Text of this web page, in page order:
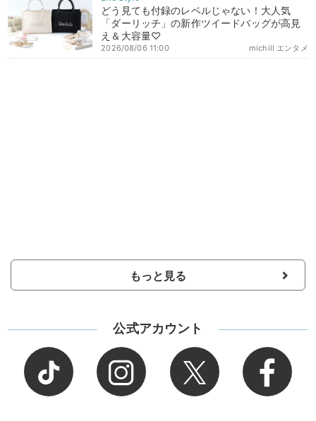
どう見ても付録のレベルじゃない！大人気
「ダーリッチ」の新作ツイードバッグが高見
え＆大容量♡
michill エンタメ
2026/08/06 11:00
もっと見る
公式アカウント